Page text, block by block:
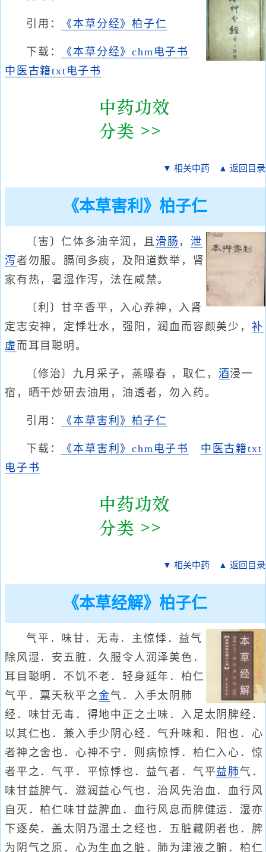
引用： 《本草分经》柏子仁
下载：
《本草分经》chm电子书
中医古籍txt电子书
▼ 相关中药 ▲ 返回目录
《本草害利》柏子仁
〔害〕仁体多油辛润，且 滑肠 ，泄
泻者勿服。膈间多痰，及阳道数举，肾
家有热，暑湿作泻，法在咸禁。
〔利〕甘辛香平，入心养神，入肾
定志安神，定悸壮水，强阳，润血而容颜美少， 补
虚 而耳目聪明。
〔修治〕九月采子，蒸曝春 ，取仁， 酒浸一
宿，晒干炒研去油用，油透者，勿入药。
引用： 《本草害利》柏子仁
下载： 《本草害利》chm电子书
中医古籍txt
电子书
▼ 相关中药 ▲ 返回目录
《本草经解》柏子仁
气平．味甘．无毒．主惊悸．益气
除风湿．安五脏．久服令人润泽美色．
耳目聪明．不饥不老．轻身延年．柏仁
气平．禀天秋平之金气．入手太阴肺
经．味甘无毒．得地中正之土味．入足太阴脾经．
以其仁也．兼入手少阴心经．气升味和．阳也．心
者神之舍也．心神不宁．则病惊悸．柏仁入心．惊
者平之．气平．平惊悸也．益气者．气平益肺气．
味甘益脾气．滋润益心气也．治风先治血．血行风
自灭．柏仁味甘益脾血．血行风息而脾健运．湿亦
下逐矣．盖太阴乃湿土之经也．五脏藏阴者也．脾
为阴气之原．心为生血之脏．肺为津液之腑．柏仁